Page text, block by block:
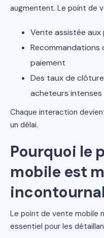
augmentent. Le point de
Vente assistée
Recommandations
paiement
Des taux de
acheteurs intenses
Chaque interaction
un délai.
Pourquoi le
mobile est
Le point de vente mobile
essentiel pour les